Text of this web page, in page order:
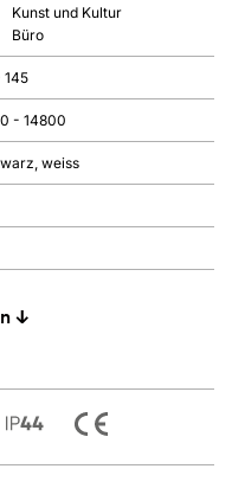
Kunst und Kultur
Büro
145
- 14800
weiss
↓